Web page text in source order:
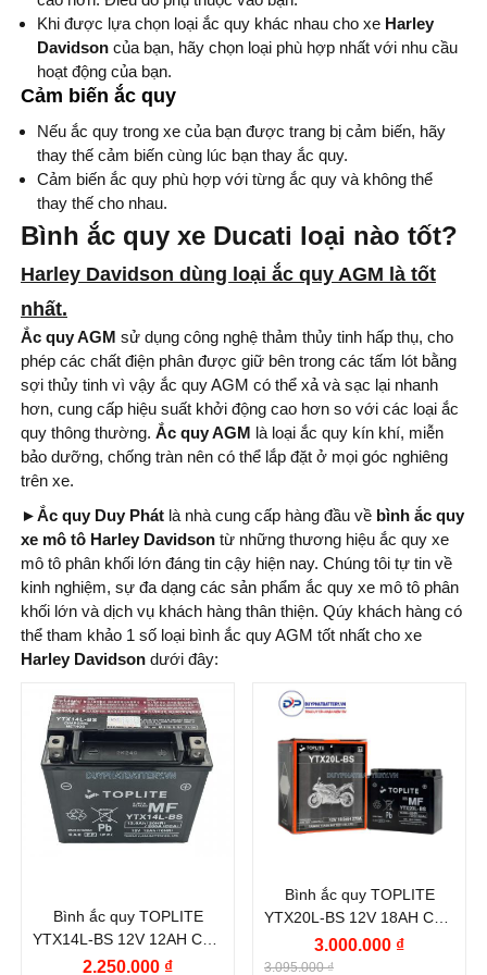
Khi được lựa chọn loại ắc quy khác nhau cho xe Harley
Davidson của bạn, hãy chọn loại phù hợp nhất với nhu cầu
hoạt động của bạn.
Cảm biến ắc quy
Nếu ắc quy trong xe của bạn được trang bị cảm biến, hãy
thay thế cảm biến cùng lúc bạn thay ắc quy.
Cảm biến ắc quy phù hợp với từng ắc quy và không thể
thay thế cho nhau.
Bình ắc quy xe Ducati loại nào tốt?
Harley Davidson dùng loại ắc quy AGM là tốt
nhất.
Ắc quy AGM sử dụng công nghệ thảm thủy tinh hấp thụ, cho
phép các chất điện phân được giữ bên trong các tấm lót bằng
sợi thủy tinh vì vậy ắc quy AGM có thể xả và sạc lại nhanh
hơn, cung cấp hiệu suất khởi động cao hơn so với các loại ắc
quy thông thường. Ắc quy AGM là loại ắc quy kín khí, miễn
bảo dưỡng, chống tràn nên có thể lắp đặt ở mọi góc nghiêng
trên xe.
►Ắc quy Duy Phát là nhà cung cấp hàng đầu về bình ắc quy
xe mô tô Harley Davidson từ những thương hiệu ắc quy xe
mô tô phân khối lớn đáng tin cậy hiện nay. Chúng tôi tự tin về
kinh nghiệm, sự đa dạng các sản phẩm ắc quy xe mô tô phân
khối lớn và dịch vụ khách hàng thân thiện. Qúy khách hàng có
thể tham khảo 1 số loại bình ắc quy AGM tốt nhất cho xe
Harley Davidson dưới đây:
Thương hiệu ắc quy:
TOPLITE
Điện thế (V):12 V
Dung lượng (Ah):
12.6
Ah
200 A
Công nghệ:AGM
Bình ắc quy TOPLITE
YTX14L-BS 12V 12AH CCA
200A
2.250.000 ₫
Thương hiệu ắc quy:
TOPLITE
Điện thế (V):12 V
Vị trí cọc: Cọc nghịch L
Dung lượng (Ah):18
Ah
Bình ắc quy TOPLITE
YTX20L-BS 12V 18AH CCA
270A
3.000.000 ₫
3.095.000 ₫